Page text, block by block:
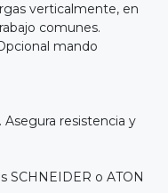
verticalmente, en
comunes.
mando
Asegura resistencia y
SCHNEIDER o ATON